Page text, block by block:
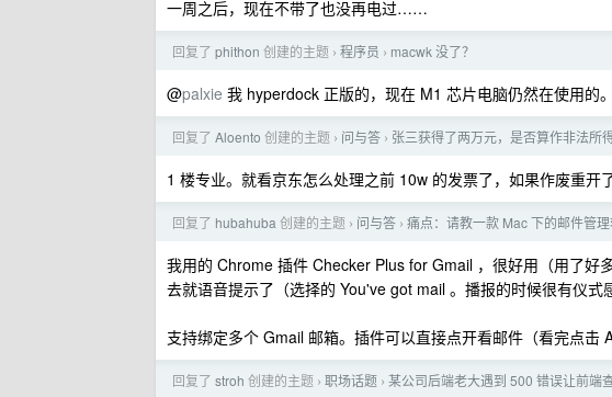
一周之后，现在不带了也没再电过……
回复了 phithon 创建的主题 › 程序员 › macwk 没了？
@palxie 我 hyperdock 正版的，现在 M1 芯片电脑仍然在使用的。
回复了 Aloento 创建的主题 › 问与答 › 张三获得了两万元，是否算作非法所
1 楼专业。就看京东怎么处理之前 10w 的发票了，如果作废重开
回复了 hubahuba 创建的主题 › 问与答 › 痛点：请教一款 Mac 下的邮件管
我用的 Chrome 插件 Checker Plus for Gmail ，很好用（用了好
去就语音提示了（选择的 You've got mail 。播报的时候很有仪式
支持绑定多个 Gmail 邮箱。插件可以直接点开看邮件（看完点击
回复了 stroh 创建的主题 › 职场话题 › 某公司后端老大遇到 500 错误让前端